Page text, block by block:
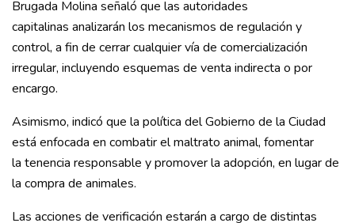
Brugada Molina señaló que las autoridades
capitalinas analizarán los mecanismos de regulación y
control, a fin de cerrar cualquier vía de comercialización
irregular, incluyendo esquemas de venta indirecta o por
encargo.
Asimismo, indicó que la política del Gobierno de la Ciudad
está enfocada en combatir el maltrato animal, fomentar
la tenencia responsable y promover la adopción, en lugar de
la compra de animales.
Las acciones de verificación estarán a cargo de distintas